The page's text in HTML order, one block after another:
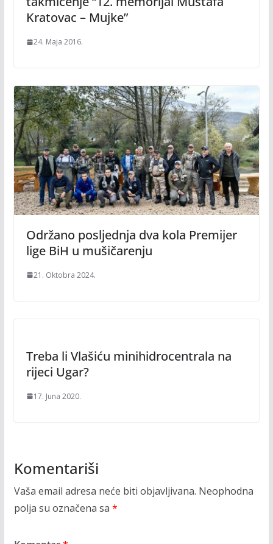
Kratovac – Mujke”
24. Maja 2016.
Održano posljednja dva kola Premijer
lige BiH u mušičarenju
21. Oktobra 2024.
Treba li Vlašiću minihidrocentrala na
rijeci Ugar?
17. Juna 2020.
Komentariši
Vaša email adresa neće biti objavljivana. Neophodna
polja su označena sa *